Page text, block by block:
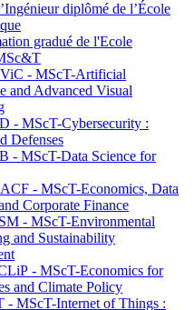
diplômé de l’École
gradué de l'Ecole
- MScT-Artificial
and Advanced Visual
- MScT-Cybersecurity :
Defenses
- MScT-Data Science for
- MScT-Economics, Data
Corporate Finance
- MScT-Environmental
and Sustainability
- MScT-Economics for
and Climate Policy
- MScT-Internet of Things :